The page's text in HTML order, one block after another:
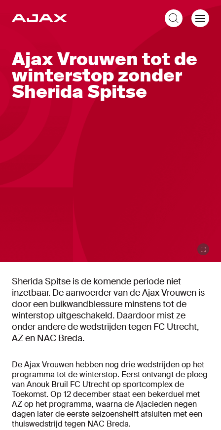
Ajax Vrouwen tot de
winterstop zonder
Sherida Spitse
Sherida Spitse is de komende periode niet
inzetbaar. De aanvoerder van de Ajax Vrouwen is
door een buikwandblessure minstens tot de
winterstop uitgeschakeld. Daardoor mist ze
onder andere de wedstrijden tegen FC Utrecht,
AZ en NAC Breda.
De Ajax Vrouwen hebben nog drie wedstrijden op het
programma tot de winterstop. Eerst ontvangt de ploeg
van Anouk Bruil FC Utrecht op sportcomplex de
Toekomst. Op 12 december staat een bekerduel met
AZ op het programma, waarna de Ajacieden negen
dagen later de eerste seizoenshelft afsluiten met een
thuiswedstrijd tegen NAC Breda.